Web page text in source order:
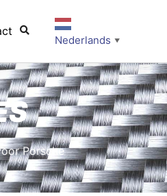
Nederlands ▼
Porsche